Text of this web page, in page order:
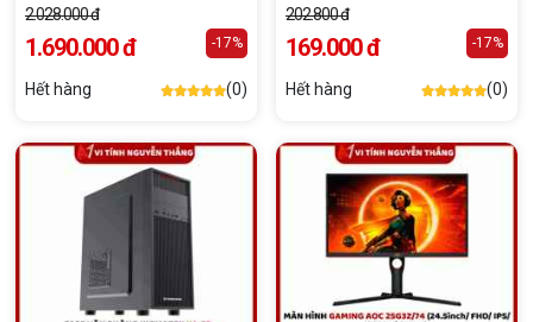
2.028.000 đ
1.690.000 đ -17%
Hết hàng (0)
202.800 đ
169.000 đ -17%
Hết hàng (0)